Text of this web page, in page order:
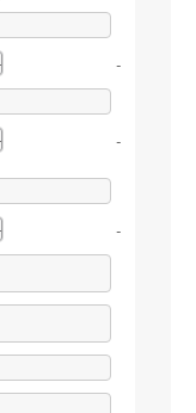
-
-
-